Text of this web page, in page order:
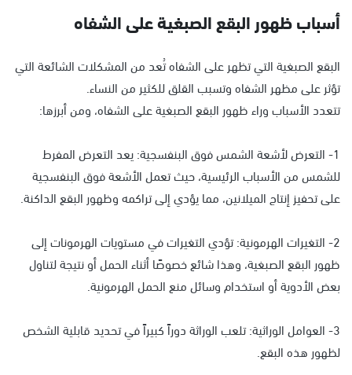
أسباب ظهور البقع الصبغية على الشفاه
البقع الصبغية التي تظهر على الشفاه تُعد من المشكلات الشائعة التي
تؤثر على مظهر الشفاه وتسبب القلق للكثير من النساء.
تتعدد الأسباب وراء ظهور البقع الصبغية على الشفاه، ومن أبرزها:
1- التعرض لأشعة الشمس فوق البنفسجية: يعد التعرض المفرط
للشمس من الأسباب الرئيسية، حيث تعمل الأشعة فوق البنفسجية
على تحفيز إنتاج الميلانين، مما يؤدي إلى تراكمه وظهور البقع الداكنة.
2- التغيرات الهرمونية: تؤدي التغيرات في مستويات الهرمونات إلى
ظهور البقع الصبغية، وهذا شائع خصوصًا أثناء الحمل أو نتيجة لتناول
بعض الأدوية أو استخدام وسائل منع الحمل الهرمونية.
3- العوامل الوراثية: تلعب الوراثة دوراً كبيراً في تحديد قابلية الشخص
لظهور هذه البقع.